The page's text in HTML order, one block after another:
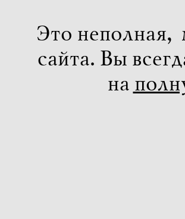
Это неполная,
сайта. Вы
на